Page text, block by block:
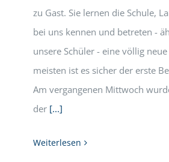
zu Gast. Sie lernen die Schule,
bei uns kennen und betreten -
unsere Schüler - eine völlig
meisten ist es sicher der erste
Am vergangenen Mittwoch
der [...]
Weiterlesen